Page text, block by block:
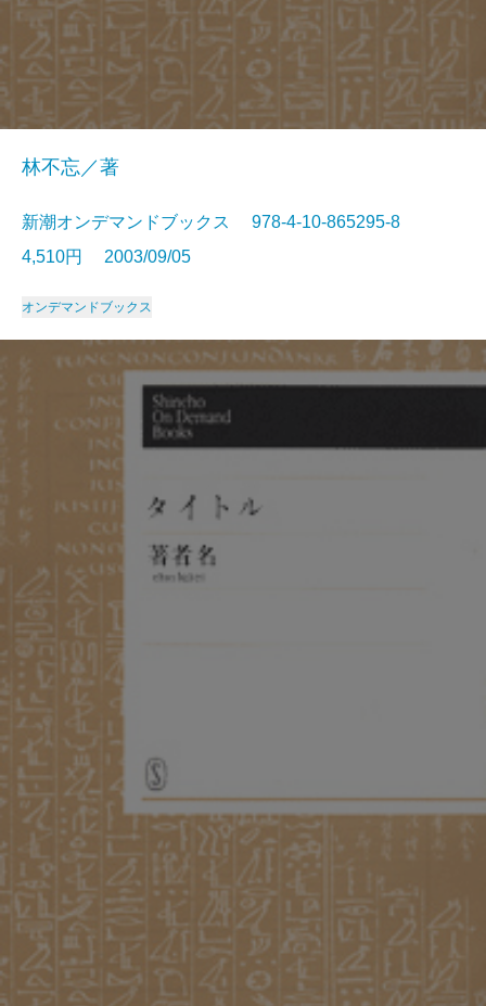
林不忘／著
新潮オンデマンドブックス 978-4-10-865295-8
4,510円 2003/09/05
オンデマンドブックス